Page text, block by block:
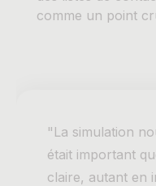
comme un point
"La simulation
était important
claire, autant en